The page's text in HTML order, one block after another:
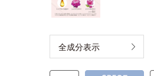
全成分表示